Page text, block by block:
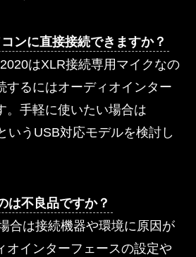
ンに直接接続できますか？
はXLR接続専用マイクなの
するにはオーディオインター
。手軽に使いたい場合は
いうUSB対応モデルを検討し
は不良品ですか？
合は接続機器や環境に原因が
オインターフェースの設定や